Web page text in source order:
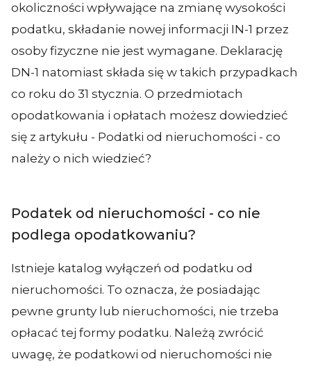
okoliczności wpływające na zmianę wysokości
podatku, składanie nowej informacji IN-1 przez
osoby fizyczne nie jest wymagane. Deklarację
DN-1 natomiast składa się w takich przypadkach
co roku do 31 stycznia. O przedmiotach
opodatkowania i opłatach możesz dowiedzieć
się z artykułu - Podatki od nieruchomości - co
należy o nich wiedzieć?
Podatek od nieruchomości - co nie
podlega opodatkowaniu?
Istnieje katalog wyłączeń od podatku od
nieruchomości. To oznacza, że posiadając
pewne grunty lub nieruchomości, nie trzeba
opłacać tej formy podatku. Należą zwrócić
uwagę, że podatkowi od nieruchomości nie